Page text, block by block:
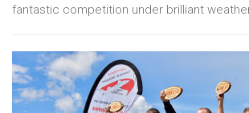
fantastic competition under brilliant